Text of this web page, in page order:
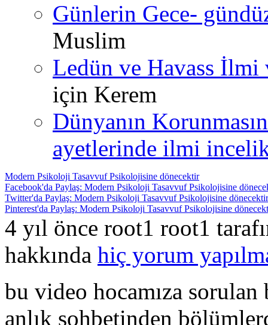
Günlerin Gece-
Muslim
Ledün ve Havass İlmi
için Kerem
Dünyanın
ayetlerinde ilmi
Modern Psikoloji Tasavvuf Psikolojisine dönecektir
Facebook'da Paylaş: Modern Psikoloji Tasavvuf Psikolojisine
Twitter'da Paylaş: Modern Psikoloji Tasavvuf Psikolojisine dönecektir
Pinterest'da Paylaş: Modern Psikoloji Tasavvuf Psikolojisine
4 yıl önce root1 root1
hakkında hiç yorum
bu video hocamıza sorulan
anlık sohbetinden